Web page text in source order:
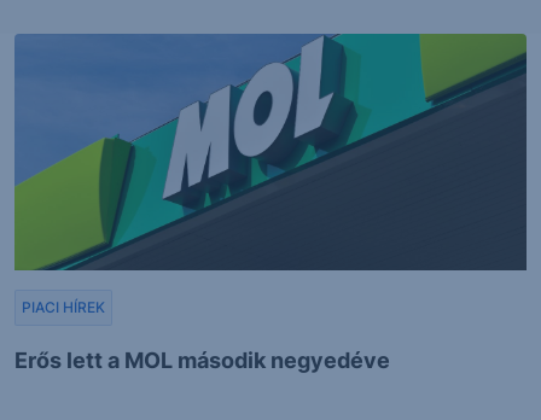
Erős lett a MOL második negyedéve
PIACI HÍREK